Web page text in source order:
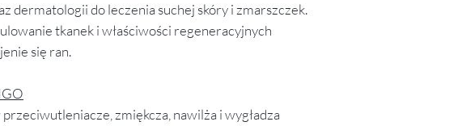
dermatologii do leczenia suchej skóry i zmarszczek.
tkanek i właściwości regeneracyjnych
się ran.
zmiękcza, nawilża i wygładza